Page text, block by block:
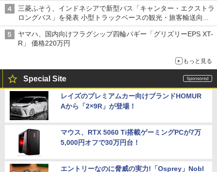
三菱ふそう、インドネシアで新型バス「キャンター・エクストラ
ロングバス」を発表 小型トラックベースの観光・旅客輸送向け
バス
ヤマハ、国内向けフラグシップ四輪バギー「グリズリーEPS XT-
R」 価格220万円
もっと見る
Special Site
レイズのプレミアムカー向けブランドHOMUR
Aから「2×9R」が登場！
マウス、RTX 5060 Ti搭載ゲーミングPCが7万
5,000円オフで30万円台！
エントリーなのに脅威の実力!「Osprey」Nobl